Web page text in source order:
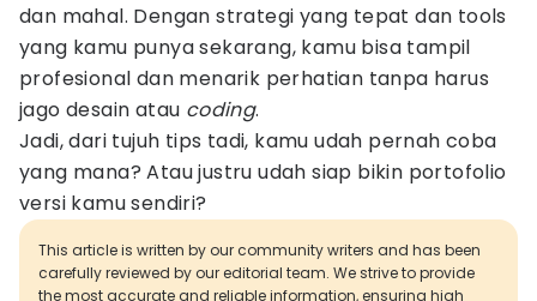
dan mahal. Dengan strategi yang tepat dan tools
yang kamu punya sekarang, kamu bisa tampil
profesional dan menarik perhatian tanpa harus
jago desain atau coding.
Jadi, dari tujuh tips tadi, kamu udah pernah coba
yang mana? Atau justru udah siap bikin portofolio
versi kamu sendiri?
This article is written by our community writers and has been
carefully reviewed by our editorial team. We strive to provide
the most accurate and reliable information, ensuring high